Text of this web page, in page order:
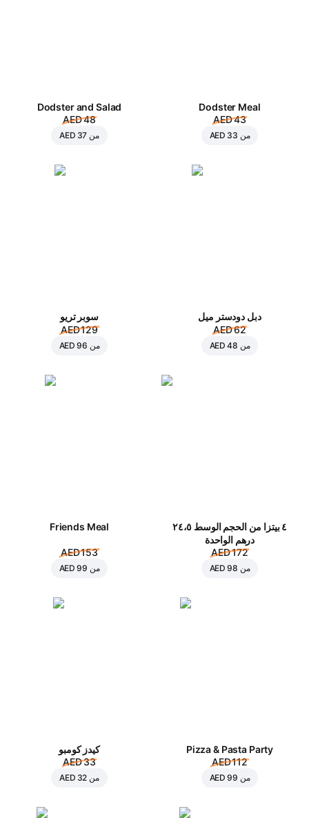
Dodster Meal
AED 43
من AED 33
Dodster and Salad
AED 48
من AED 37
دبل دودستر ميل
AED 62
من AED 48
سوبر تريو
AED 129
من AED 96
٤ بيتزا من الحجم الوسط ٢٤،٥
درهم الواحدة
AED 172
من AED 98
Friends Meal
AED 153
من AED 99
Pizza & Pasta Party
AED 112
من AED 99
كيدز كومبو
AED 33
من AED 32